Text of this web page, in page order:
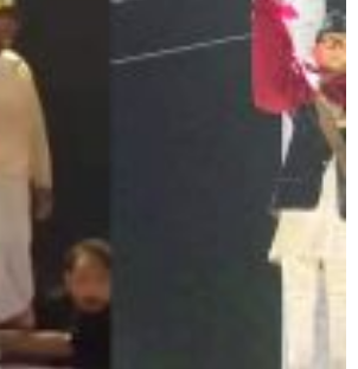
नदी तटीय क्षेत्रमा रहेको पाल्पाको
डुबानमा,